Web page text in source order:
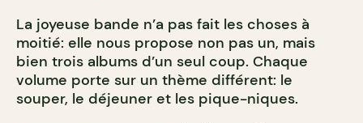
La joyeuse bande n’a pas fait les choses à
moitié: elle nous propose non pas un, mais
bien trois albums d’un seul coup. Chaque
volume porte sur un thème différent: le
souper, le déjeuner et les pique-niques.